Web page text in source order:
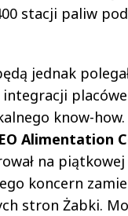
stacji paliw
jednak
know-how.
Alimentation
na
koncern
stron Żabki.